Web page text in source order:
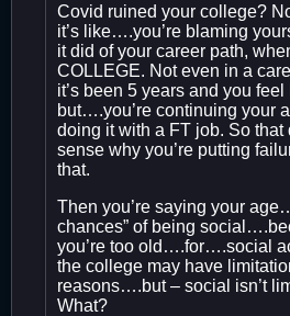
Covid ruined your college?
it’s like….you’re blaming
it did of your career path,
COLLEGE. Not even in a
it’s been 5 years and you feel
but….you’re continuing your
doing it with a FT job. So that
sense why you’re putting
that.
Then you’re saying your
chances” of being
you’re too old….for….social
the college may have
reasons….but – social isn’t
What?